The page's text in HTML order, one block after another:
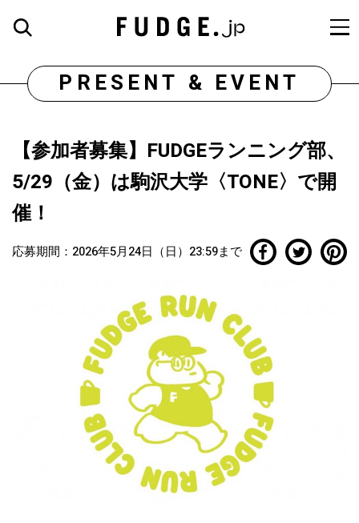
PRESENT & EVENT
【参加者募集】FUDGEランニング部、
5/29（金）は駒沢大学〈TONE〉で開
催！
応募期間：2026年5月24日（日）23:59まで